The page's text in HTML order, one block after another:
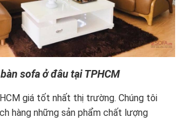
sofa ở đâu tại TPHCM
giá tốt nhất thị trường. Chúng tôi
hàng những sản phẩm chất lượng